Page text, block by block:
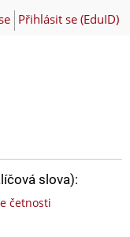
Přihlásit se (EduID)
slova):
četnosti